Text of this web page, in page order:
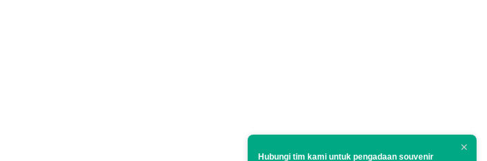
Hubungi tim kami untuk pengadaan souvenir